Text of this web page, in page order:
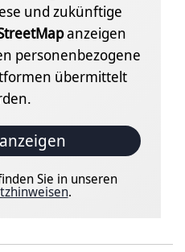
und zukünftige
anzeigen
personenbezogene
übermittelt
Sie in unseren
.